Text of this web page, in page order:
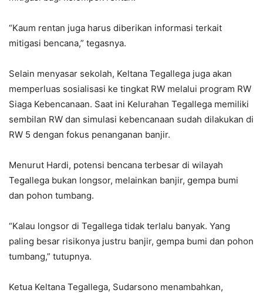
“Kaum rentan juga harus diberikan informasi terkait
mitigasi bencana,” tegasnya.
Selain menyasar sekolah, Keltana Tegallega juga akan
memperluas sosialisasi ke tingkat RW melalui program RW
Siaga Kebencanaan. Saat ini Kelurahan Tegallega memiliki
sembilan RW dan simulasi kebencanaan sudah dilakukan di
RW 5 dengan fokus penanganan banjir.
Menurut Hardi, potensi bencana terbesar di wilayah
Tegallega bukan longsor, melainkan banjir, gempa bumi
dan pohon tumbang.
“Kalau longsor di Tegallega tidak terlalu banyak. Yang
paling besar risikonya justru banjir, gempa bumi dan pohon
tumbang,” tutupnya.
Ketua Keltana Tegallega, Sudarsono menambahkan,